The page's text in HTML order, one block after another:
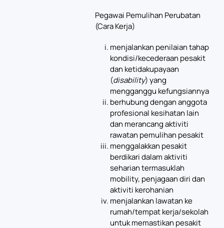
Pegawai Pemulihan Perubatan
(Cara Kerja)
menjalankan penilaian tahap
kondisi/kecederaan pesakit
dan ketidakupayaan
(disability) yang
mengganggu kefungsiannya
berhubung dengan anggota
profesional kesihatan lain
dan merancang aktiviti
rawatan pemulihan pesakit
menggalakkan pesakit
berdikari dalam aktiviti
seharian termasuklah
mobility, penjagaan diri dan
aktiviti kerohanian
menjalankan lawatan ke
rumah/tempat kerja/sekolah
untuk memastikan pesakit